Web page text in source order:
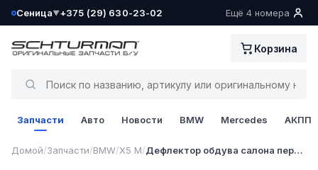
Сеница▼
Ваш склад определён как:
+375 (29) 630-23-02 Ещё 4 номера
Корзина
Запчасти Авто Новости BMW Mercedes АКПП
Домой/Запчасти/BMW/X5 M/ Дефлектор обдува салона передний правый верхний
1 / 4